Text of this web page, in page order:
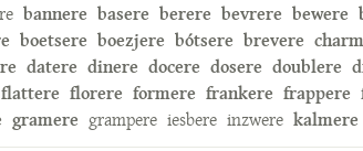
bannere basere berere bevrere bewere
boetsere boezjere bótsere brevere
datere dinere docere dosere doublere
flattere florere formere frankere frappere
gramere grampere iesbere inzwere kalmere